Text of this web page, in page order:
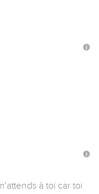
à toi car toi